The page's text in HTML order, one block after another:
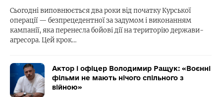
Сьогодні виповнюється два роки від початку Курської
операції — безпрецедентної за задумом і виконанням
кампанії, яка перенесла бойові дії на територію держави-
агресора. Цей крок…
Актор і офіцер Володимир Ращук: «Воєнні
фільми не мають нічого спільного з
війною»